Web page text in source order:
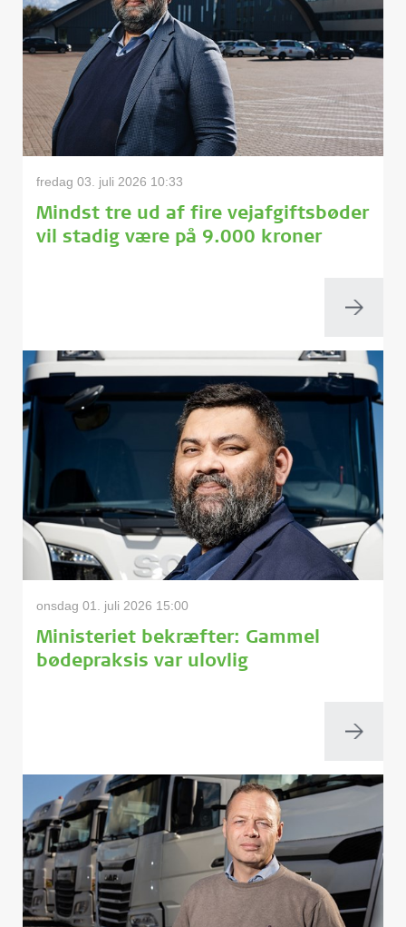
fredag 03. juli 2026 10:33
Mindst tre ud af fire vejafgiftsbøder
vil stadig være på 9.000 kroner
onsdag 01. juli 2026 15:00
Ministeriet bekræfter: Gammel
bødepraksis var ulovlig